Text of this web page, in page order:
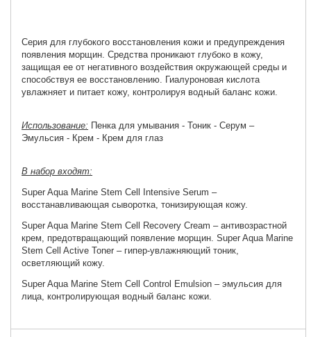
Серия для глубокого восстановления кожи и предупреждения
появления морщин. Средства проникают глубоко в кожу,
защищая ее от негативного воздействия окружающей среды и
способствуя ее восстановлению. Гиалуроновая кислота
увлажняет и питает кожу, контролируя водный баланс кожи.
Использование: Пенка для умывания - Тоник - Серум –
Эмульсия - Крем - Крем для глаз
В набор входят:
Super Aqua Marine Stem Cell Intensive Serum –
восстанавливающая сыворотка, тонизирующая кожу.
Super Aqua Marine Stem Cell Recovery Cream – антивозрастной
крем, предотвращающий появление морщин.Super Aqua Marine
Stem Cell Active Toner – гипер-увлажняющий тоник,
осветляющий кожу.
Super Aqua Marine Stem Cell Control Emulsion – эмульсия для
лица, контролирующая водный баланс кожи.